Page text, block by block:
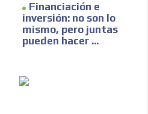
Financiación e
inversión: no son lo
mismo, pero juntas
pueden hacer ...